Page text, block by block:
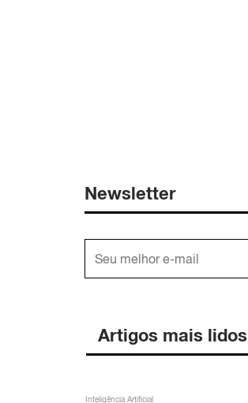
Newsletter
Artigos mais lidos